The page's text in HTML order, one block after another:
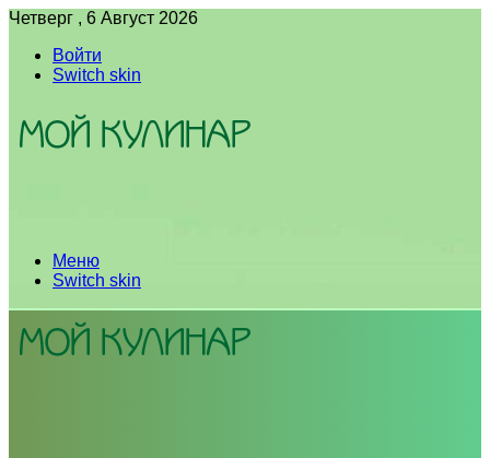
Четверг , 6 Август 2026
Войти
Switch skin
Меню
Switch skin